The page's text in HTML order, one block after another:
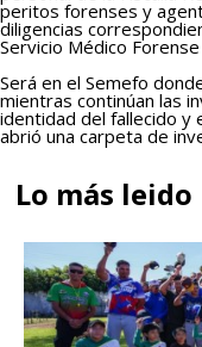
peritos forenses y
diligencias
Servicio Médico
Será en el Semefo
mientras continúan las
identidad del fallecido y
abrió una carpeta de
Lo más leido